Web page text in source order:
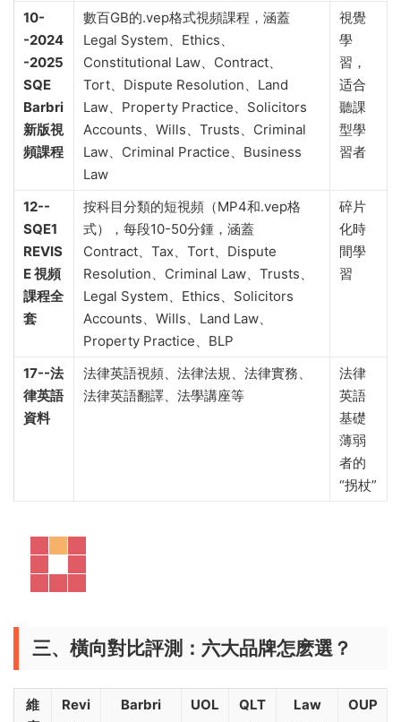
10-
-2024
-2025
SQE
Barbri
新版視
頻課程
數百GB的.vep格式視頻課程，涵蓋
Legal System、Ethics、
Constitutional Law、Contract、
Tort、Dispute Resolution、Land
Law、Property Practice、Solicitors
Accounts、Wills、Trusts、Criminal
Law、Criminal Practice、Business
Law
視覺
學
習，
适合
聽課
型學
習者
12--
SQE1
REVIS
E 視頻
課程全
套
按科目分類的短視頻（MP4和.vep格
式），每段10-50分鍾，涵蓋
Contract、Tax、Tort、Dispute
Resolution、Criminal Law、Trusts、
Legal System、Ethics、Solicitors
Accounts、Wills、Land Law、
Property Practice、BLP
碎片
化時
間學
習
17--法
律英語
資料
法律英語視頻、法律法規、法律實務、
法律英語翻譯、法學講座等
法律
英語
基礎
薄弱
者的
“拐杖”
三、橫向對比評測：六大品牌怎麽選？
維
Revi
Barbri UOL
QLT
Law
OUP